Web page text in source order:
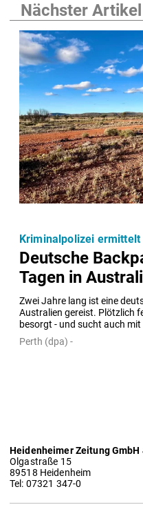
Nächster Artikel
Deutsche
Tagen in
Zwei Jahre lang ist eine
Australien gereist. Plötzlich
besorgt - und sucht auch
Kriminalpolizei ermittelt
Perth (dpa) -
Heidenheimer Zeitung GmbH
Olgastraße 15
89518 Heidenheim
Tel: 07321 347-0